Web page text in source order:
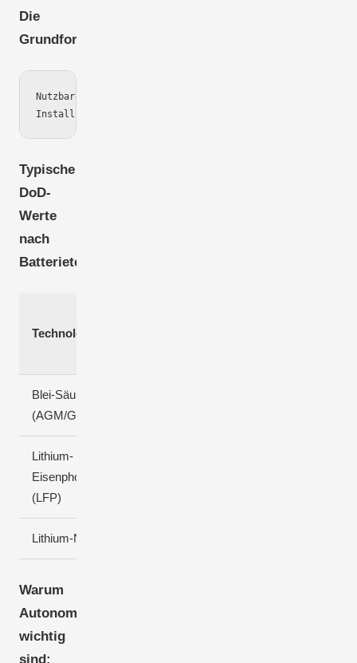
Die
Grundformel:
Nutzbare Kapazität (kWh) = Tagesverbrauch (kWh) ×
Typische
DoD-
Werte
nach
Batterietechnologie:
Technologie
Blei-Säure
(AGM/Gel)
Lithium-
Eisenphosphat
(LFP)
Lithium-NMC
Warum
Autonomietage
wichtig
sind: